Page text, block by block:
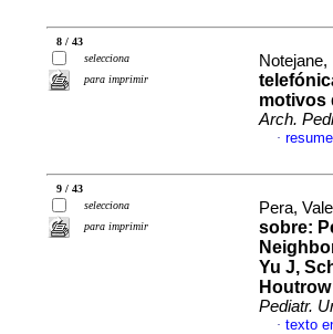
8 / 43
selecciona
para imprimir
motivos
Arch.
·
9 / 43
selecciona
para imprimir
Pera,
sobre:
Yu J,
Pediatr.
· texto